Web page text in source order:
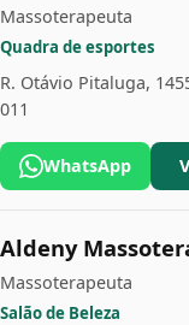
Massoterapeuta
Quadra de esportes
R. Otávio Pitaluga,
011
WhatsApp
Aldeny
Massoterapeuta
Salão de Beleza